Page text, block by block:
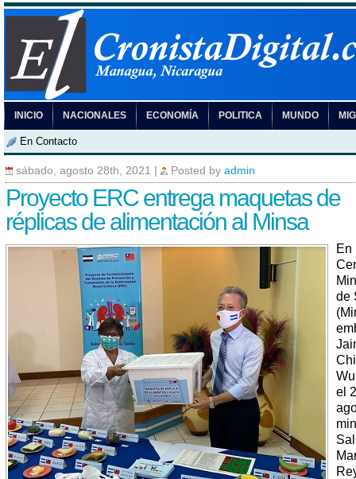
INICIO NACIONALES ECONOMÍA POLITICA MUNDO
En Contacto
sábado, agosto 28th, 2021 Posted by admin
Proyecto ERC entrega maquetas de
réplicas de alimentación al Minsa
En
de
el